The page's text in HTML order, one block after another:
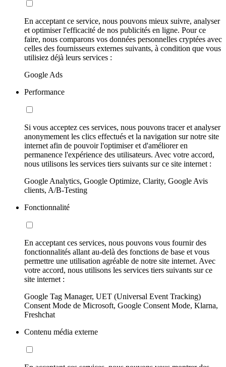
En acceptant ce service, nous pouvons mieux suivre, analyser
et optimiser l'efficacité de nos publicités en ligne. Pour ce
faire, nous comparons vos données personnelles cryptées avec
celles des fournisseurs externes suivants, à condition que vous
utilisiez déjà leurs services :
Google Ads
Performance
Si vous acceptez ces services, nous pouvons tracer et analyser
anonymement les clics effectués et la navigation sur notre site
internet afin de pouvoir l'optimiser et d'améliorer en
permanence l'expérience des utilisateurs. Avec votre accord,
nous utilisons les services tiers suivants sur ce site internet :
Google Analytics, Google Optimize, Clarity, Google Avis
clients, A/B-Testing
Fonctionnalité
En acceptant ces services, nous pouvons vous fournir des
fonctionnalités allant au-delà des fonctions de base et vous
permettre une utilisation agréable de notre site internet. Avec
votre accord, nous utilisons les services tiers suivants sur ce
site internet :
Google Tag Manager, UET (Universal Event Tracking)
Consent Mode de Microsoft, Google Consent Mode, Klarna,
Freshchat
Contenu média externe